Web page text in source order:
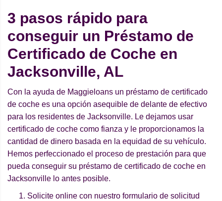
3 pasos rápido para
conseguir un Préstamo de
Certificado de Coche en
Jacksonville, AL
Con la ayuda de Maggieloans un préstamo de certificado
de coche es una opción asequible de delante de efectivo
para los residentes de Jacksonville. Le dejamos usar
certificado de coche como fianza y le proporcionamos la
cantidad de dinero basada en la equidad de su vehículo.
Hemos perfeccionado el proceso de prestación para que
pueda conseguir su préstamo de certificado de coche en
Jacksonville lo antes posible.
Solicite online con nuestro formulario de solicitud